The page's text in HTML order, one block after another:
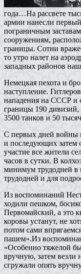
года…На рассвете
армии нанесли
пограничным
сооружениям,
границы. Сотни
то утро налет на
западных районов
Немецкая пехота и
наступление.
нападения на СССР и
границы 190 дивизий,
3500 танков и 50
С первых дней войны
и последующих затем
участие все жители
часов в сутки. В
минимум трудодней в
трудодней и для
Из воспоминаний
ходили пешком,
Первомайский, а это
коровы устанут, не
потом сами
пашем».Из
«Особенно тяжелой
вручную, затем везли
сгружали опять